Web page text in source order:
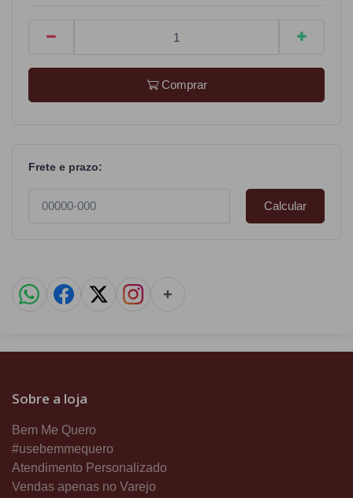
Comprar
Frete e prazo:
Calcular
+
Sobre a loja
Bem Me Quero
#usebemmequero
Atendimento Personalizado
Vendas apenas no Varejo